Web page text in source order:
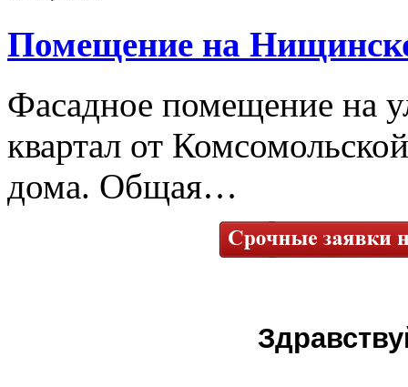
Помещение на
Фасадное помещение на
квартал от
дома. Общая…